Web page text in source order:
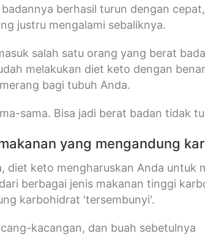
berhasil turun dengan cepat,
justru mengalami sebaliknya.
salah satu orang yang berat
melakukan diet keto dengan
bagi tubuh Anda.
sama. Bisa jadi berat badan tidak
yang mengandung
diet keto mengharuskan Anda untuk
berbagai jenis makanan tinggi
karbohidrat 'tersembunyi'.
kacangan, dan buah sebetulnya